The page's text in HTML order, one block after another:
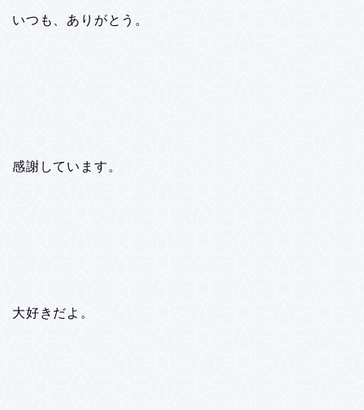
いつも、ありがとう。
感謝しています。
大好きだよ。